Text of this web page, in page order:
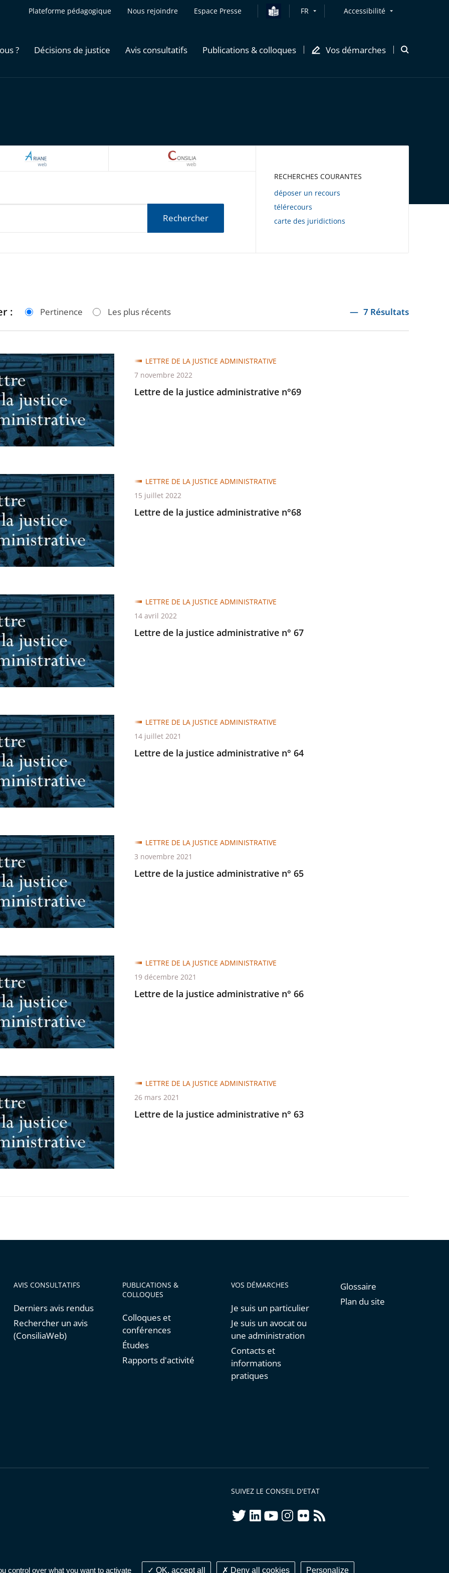
control over what you want to activate OK, accept all Deny all cookies Personalize
Plateforme pédagogique Nous rejoindre Espace Presse FR Accessibilité
? Décisions de justice Avis consultatifs Publications & colloques Vos démarches
Ouvrir
ARIANEWEB
Rechercher
RECHERCHES COURANTES
déposer un recours
télérecours
carte des juridictions
: Pertinence Les plus récents 7 Résultats
Lettre de la justice administrative n°69
LETTRE DE LA JUSTICE ADMINISTRATIVE
7 novembre 2022
Lettre de la justice administrative n°68
LETTRE DE LA JUSTICE ADMINISTRATIVE
15 juillet 2022
Lettre de la justice administrative n° 67
LETTRE DE LA JUSTICE ADMINISTRATIVE
14 avril 2022
Lettre de la justice administrative n° 64
LETTRE DE LA JUSTICE ADMINISTRATIVE
14 juillet 2021
Lettre de la justice administrative n° 65
LETTRE DE LA JUSTICE ADMINISTRATIVE
3 novembre 2021
Lettre de la justice administrative n° 66
LETTRE DE LA JUSTICE ADMINISTRATIVE
19 décembre 2021
Lettre de la justice administrative n° 63
LETTRE DE LA JUSTICE ADMINISTRATIVE
26 mars 2021
AVIS CONSULTATIFS
Derniers avis rendus
Rechercher un avis
(ConsiliaWeb)
PUBLICATIONS &
COLLOQUES
Colloques et
conférences
Études
Rapports d'activité
VOS DÉMARCHES
Je suis un particulier
Je suis un avocat ou
une administration
Contacts et
informations
pratiques
Glossaire
Plan du site
SUIVEZ LE CONSEIL D'ETAT
twitterlinkedInyoutubeinstagram
flickrrss
Publications administratives-Accessibilité : partiellement conforme